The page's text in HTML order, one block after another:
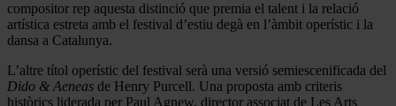
compositor rep aquesta distinció que premia el talent i la relació
artística estreta amb el festival d’estiu degà en l’àmbit operístic i la
dansa a Catalunya.
L’altre títol operístic del festival serà una versió semiescenificada del
Dido & Aeneas de Henry Purcell. Una proposta amb criteris
històrics liderada per Paul Agnew, director associat de Les Arts